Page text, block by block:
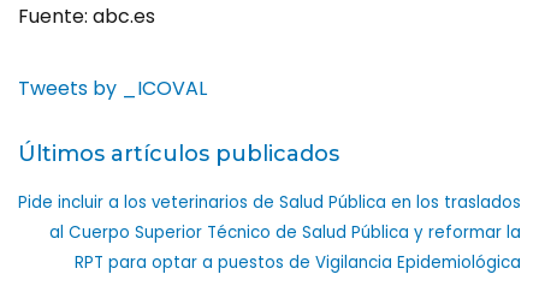
Fuente: abc.es
Tweets by _ICOVAL
Últimos artículos publicados
Pide incluir a los veterinarios de Salud Pública en los traslados
al Cuerpo Superior Técnico de Salud Pública y reformar la
RPT para optar a puestos de Vigilancia Epidemiológica